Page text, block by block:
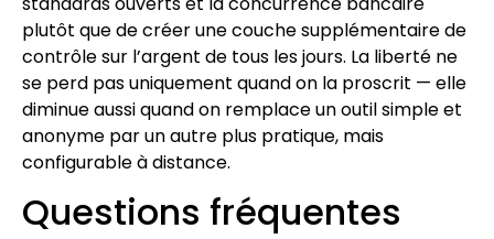
plutôt que de créer une couche supplémentaire de
contrôle sur l’argent de tous les jours. La liberté ne
se perd pas uniquement quand on la proscrit — elle
diminue aussi quand on remplace un outil simple et
anonyme par un autre plus pratique, mais
configurable à distance.
Questions fréquentes